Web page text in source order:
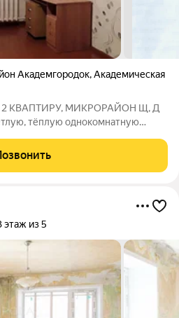
Академгородок,Академическая
КВАПТИРУ, МИКРОРАЙОН Щ, Д
тёплую однокомнатную
из важных факторов является то,
из
этаж из 5